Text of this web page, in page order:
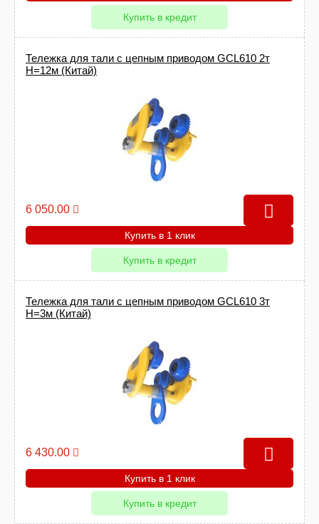
Купить в кредит
Тележка для тали с цепным приводом GCL610 2т
Н=12м (Китай)
6 050.00
Купить в 1 клик
Купить в кредит
Тележка для тали с цепным приводом GCL610 3т
Н=3м (Китай)
6 430.00
Купить в 1 клик
Купить в кредит